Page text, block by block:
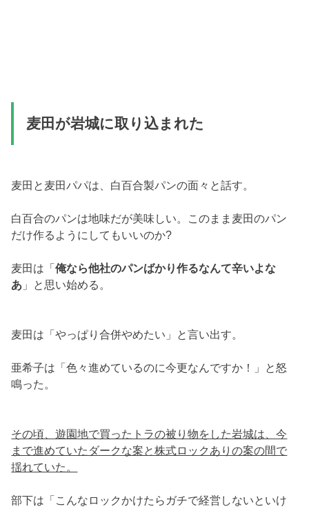
麦田が岩城に取り込まれた
麦田と麦田パパは、白百合製パンの面々と話す。
白百合のパンは地味だが美味しい。このまま麦田のパン
だけ作るようにしてもいいのか?
麦田は「俺なら他社のパンばかり作るなんて辛いよな
あ 」と思い始める。
麦田は「やっぱり合併やめたい」と言い出す。
亜希子は「色々進めているのに今更なんですか！」と怒
鳴った。
その頃、遊園地で買ったトラの被り物をした岩城は、今
まで進めていたダークな案と株式ロックありの案の間で
揺れていた。
部下は「こんなロックかけたらガチで経営しないといけ